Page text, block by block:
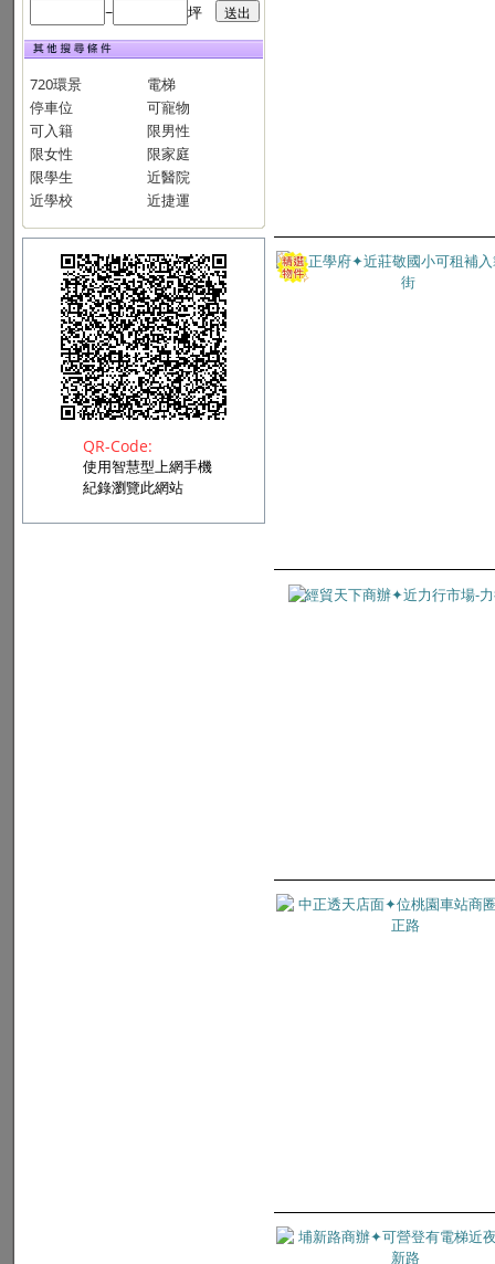
~
坪
720環景
電梯
停車位
可寵物
可入籍
限男性
限女性
限家庭
限學生
近醫院
近學校
近捷運
QR-Code:
使用智慧型上網手機
紀錄瀏覽此網站